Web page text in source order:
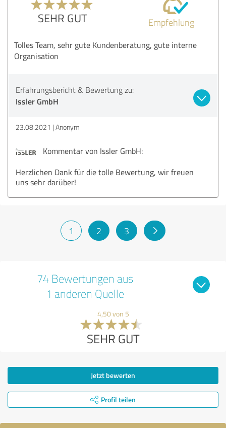
SEHR GUT Empfehlung
Tolles Team, sehr gute Kundenberatung, gute interne
Organisation
Erfahrungsbericht & Bewertung zu:
Issler GmbH
23.08.2021 Anonym
Kommentar von Issler GmbH:
Herzlichen Dank für die tolle Bewertung, wir freuen
uns sehr darüber!
1 2 3
74 Bewertungen aus
1 anderen Quelle
4,50 von 5
SEHR GUT
Jetzt bewerten
Profil teilen